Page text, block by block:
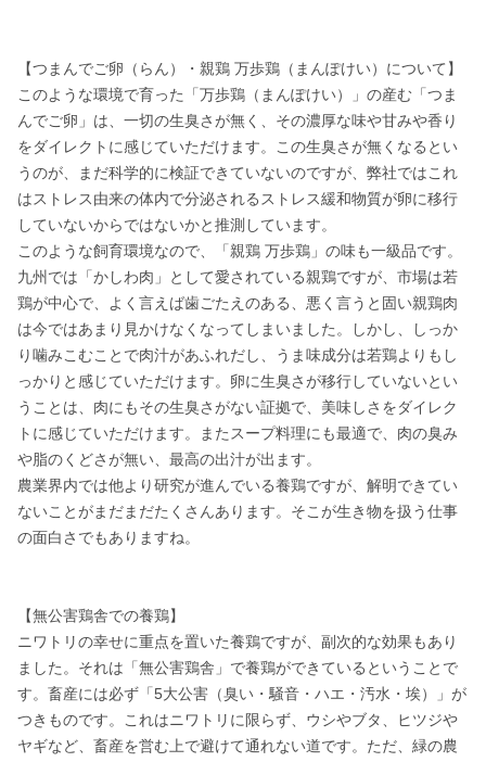
【つまんでご卵（らん）・親鶏 万歩鶏（まんぽけい）について】
このような環境で育った「万歩鶏（まんぽけい）」の産む「つま
んでご卵」は、一切の生臭さが無く、その濃厚な味や甘みや香り
をダイレクトに感じていただけます。この生臭さが無くなるとい
うのが、まだ科学的に検証できていないのですが、弊社ではこれ
はストレス由来の体内で分泌されるストレス緩和物質が卵に移行
していないからではないかと推測しています。
このような飼育環境なので、「親鶏 万歩鶏」の味も一級品です。
九州では「かしわ肉」として愛されている親鶏ですが、市場は若
鶏が中心で、よく言えば歯ごたえのある、悪く言うと固い親鶏肉
は今ではあまり見かけなくなってしまいました。しかし、しっか
り噛みこむことで肉汁があふれだし、うま味成分は若鶏よりもし
っかりと感じていただけます。卵に生臭さが移行していないとい
うことは、肉にもその生臭さがない証拠で、美味しさをダイレク
トに感じていただけます。またスープ料理にも最適で、肉の臭み
や脂のくどさが無い、最高の出汁が出ます。
農業界内では他より研究が進んでいる養鶏ですが、解明できてい
ないことがまだまだたくさんあります。そこが生き物を扱う仕事
の面白さでもありますね。
【無公害鶏舎での養鶏】
ニワトリの幸せに重点を置いた養鶏ですが、副次的な効果もあり
ました。それは「無公害鶏舎」で養鶏ができているということで
す。畜産には必ず「5大公害（臭い・騒音・ハエ・汚水・埃）」が
つきものです。これはニワトリに限らず、ウシやブタ、ヒツジや
ヤギなど、畜産を営む上で避けて通れない道です。ただ、緑の農